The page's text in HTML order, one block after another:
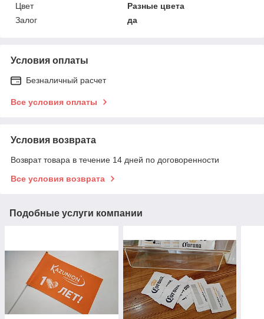
Цвет
Разные цвета
Залог
да
Условия оплаты
Безналичный расчет
Все условия оплаты
Условия возврата
Возврат товара в течение 14 дней по договоренности
Все условия возврата
Подобные услуги компании